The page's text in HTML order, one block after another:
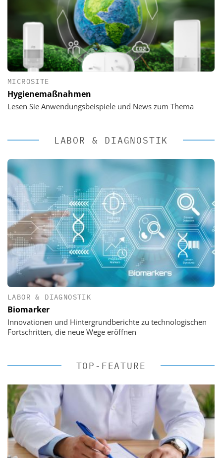
MICROSITE
Hygienemaßnahmen
Lesen Sie Anwendungsbeispiele und News zum Thema
LABOR & DIAGNOSTIK
LABOR & DIAGNOSTIK
Biomarker
Innovationen und Hintergrundberichte zu technologischen
Fortschritten, die neue Wege eröffnen
TOP-FEATURE